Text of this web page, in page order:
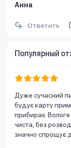
Анна
Ответить
Популярный
Дуже сучасний
будує карту
прибирає.
чиста, без
значно спрощує